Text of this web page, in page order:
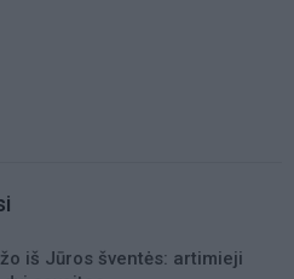
iš Jūros šventės: artimieji